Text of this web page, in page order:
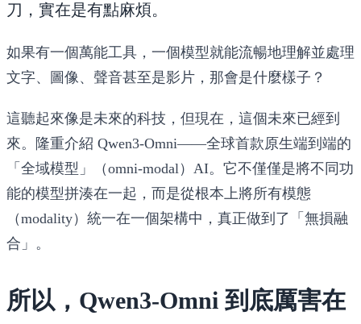
刀，實在是有點麻煩。
如果有一個萬能工具，一個模型就能流暢地理解並處理
文字、圖像、聲音甚至是影片，那會是什麼樣子？
這聽起來像是未來的科技，但現在，這個未來已經到
來。隆重介紹 Qwen3-Omni——全球首款原生端到端的
「全域模型」（omni-modal）AI。它不僅僅是將不同功
能的模型拼湊在一起，而是從根本上將所有模態
（modality）統一在一個架構中，真正做到了「無損融
合」。
所以，Qwen3-Omni 到底厲害在